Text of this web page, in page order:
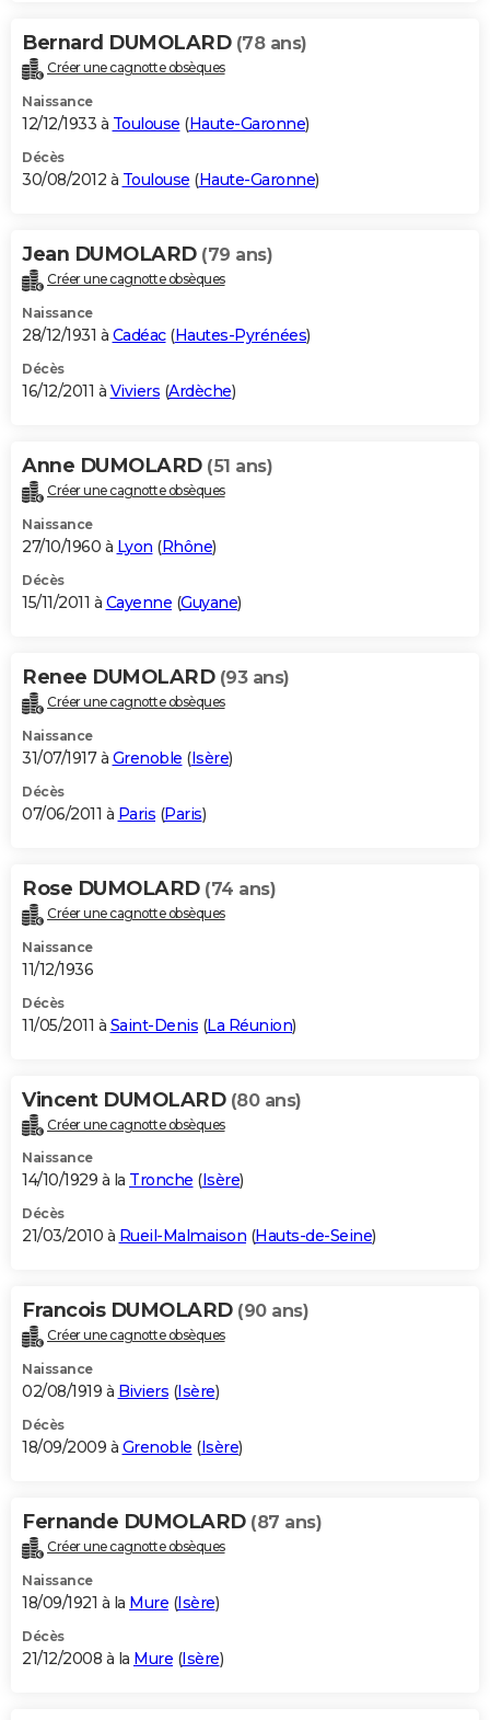
Bernard DUMOLARD (78 ans)
Créer une cagnotte obsèques
Naissance
12/12/1933 à Toulouse (Haute-Garonne)
Décès
30/08/2012 à Toulouse (Haute-Garonne)
Jean DUMOLARD (79 ans)
Créer une cagnotte obsèques
Naissance
28/12/1931 à Cadéac(Hautes-Pyrénées)
Décès
16/12/2011 à Viviers (Ardèche)
Anne DUMOLARD (51 ans)
Créer une cagnotte obsèques
Naissance
27/10/1960 à Lyon (Rhône)
Décès
15/11/2011 à Cayenne (Guyane)
Renee DUMOLARD (93 ans)
Créer une cagnotte obsèques
Naissance
31/07/1917 à Grenoble (Isère)
Décès
07/06/2011 à Paris (Paris)
Rose DUMOLARD (74 ans)
Créer une cagnotte obsèques
Naissance
11/12/1936
Décès
11/05/2011 à Saint-Denis (La Réunion)
Vincent DUMOLARD (80 ans)
Créer une cagnotte obsèques
Naissance
14/10/1929 à la Tronche (Isère)
Décès
21/03/2010 à Rueil-Malmaison (Hauts-de-Seine)
Francois DUMOLARD (90 ans)
Créer une cagnotte obsèques
Naissance
02/08/1919 à Biviers (Isère)
Décès
18/09/2009 à Grenoble (Isère)
Fernande DUMOLARD (87 ans)
Créer une cagnotte obsèques
Naissance
18/09/1921 à la Mure (Isère)
Décès
21/12/2008 à la Mure (Isère)